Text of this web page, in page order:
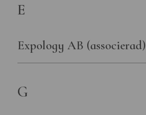
E
Expology AB (associerad)
G